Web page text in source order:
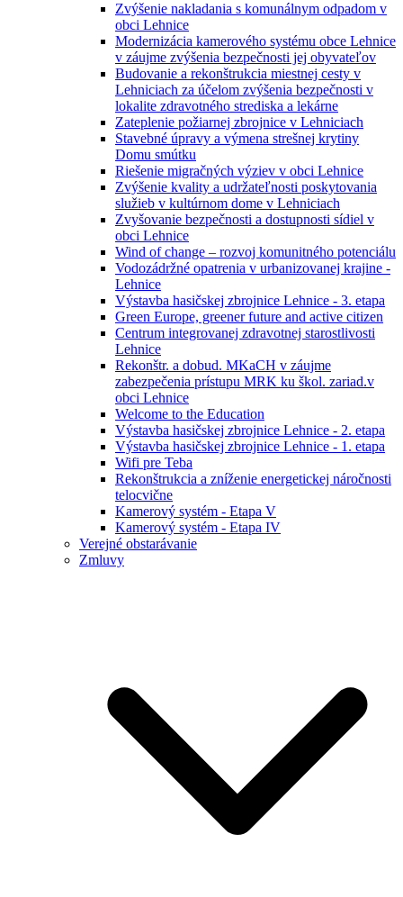
Zvýšenie nakladania s komunálnym odpadom v
obci Lehnice
Modernizácia kamerového systému obce Lehnice
v záujme zvýšenia bezpečnosti jej obyvateľov
Budovanie a rekonštrukcia miestnej cesty v
Lehniciach za účelom zvýšenia bezpečnosti v
lokalite zdravotného strediska a lekárne
Zateplenie požiarnej zbrojnice v Lehniciach
Stavebné úpravy a výmena strešnej krytiny
Domu smútku
Riešenie migračných výziev v obci Lehnice
Zvýšenie kvality a udržateľnosti poskytovania
služieb v kultúrnom dome v Lehniciach
Zvyšovanie bezpečnosti a dostupnosti sídiel v
obci Lehnice
Wind of change – rozvoj komunitného potenciálu
Vodozádržné opatrenia v urbanizovanej krajine -
Lehnice
Výstavba hasičskej zbrojnice Lehnice - 3. etapa
Green Europe, greener future and active citizen
Centrum integrovanej zdravotnej starostlivosti
Lehnice
Rekonštr. a dobud. MKaCH v záujme
zabezpečenia prístupu MRK ku škol. zariad.v
obci Lehnice
Welcome to the Education
Výstavba hasičskej zbrojnice Lehnice - 2. etapa
Výstavba hasičskej zbrojnice Lehnice - 1. etapa
Wifi pre Teba
Rekonštrukcia a zníženie energetickej náročnosti
telocvične
Kamerový systém - Etapa V
Kamerový systém - Etapa IV
Verejné obstarávanie
Zmluvy